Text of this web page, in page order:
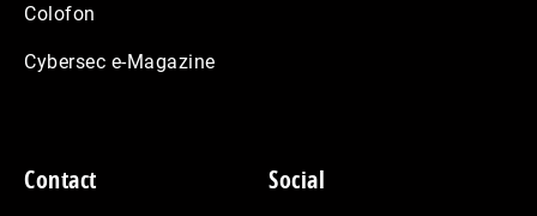
Colofon
Cybersec e-Magazine
Contact Social